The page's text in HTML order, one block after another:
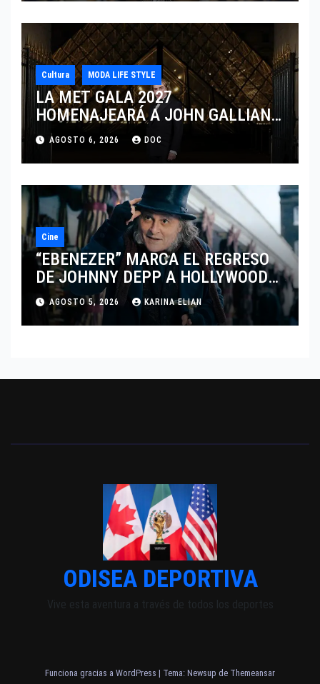
Cultura MODA LIFE STYLE
LA MET GALA 2027
HOMENAJEARÁ A JOHN GALLIANO
MARCANDO EL REGRESO DEL REY
DEL DRAMATISMO
AGOSTO 6, 2026 DOC
Cine
“EBENEZER” MARCA EL REGRESO
DE JOHNNY DEPP A HOLLYWOOD
TRAS SU PASO POR EL CINE
INDEPENDIENTE EUROPEO
AGOSTO 5, 2026 KARINA ELIAN
ODISEA DEPORTIVA
Vive esta aventura a través de todos los deportes
Funciona gracias a WordPress | Tema: Newsup de Themeansar